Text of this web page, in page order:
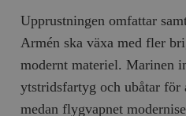
Upprustningen omfattar
Armén ska växa med fler
modernt materiel. Marinen
ytstridsfartyg och ubåtar för
medan flygvapnet